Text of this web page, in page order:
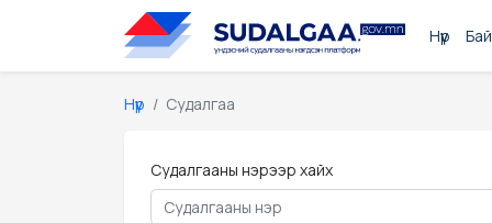
Нүүр
Нүүр Судалгаа
Судалгааны нэрээр хайх